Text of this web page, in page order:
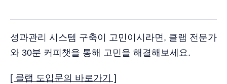
성과관리 시스템 구축이 고민이시라면, 클랩 전문가
와 30분 커피챗을 통해 고민을 해결해보세요.
[ 클랩 도입문의 바로가기 ]